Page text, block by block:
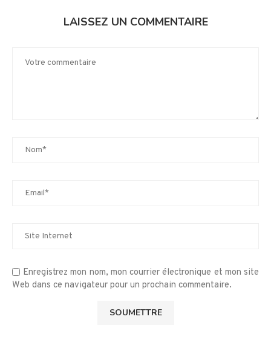
LAISSEZ UN COMMENTAIRE
Enregistrez mon nom, mon courrier électronique et mon site
Web dans ce navigateur pour un prochain commentaire.